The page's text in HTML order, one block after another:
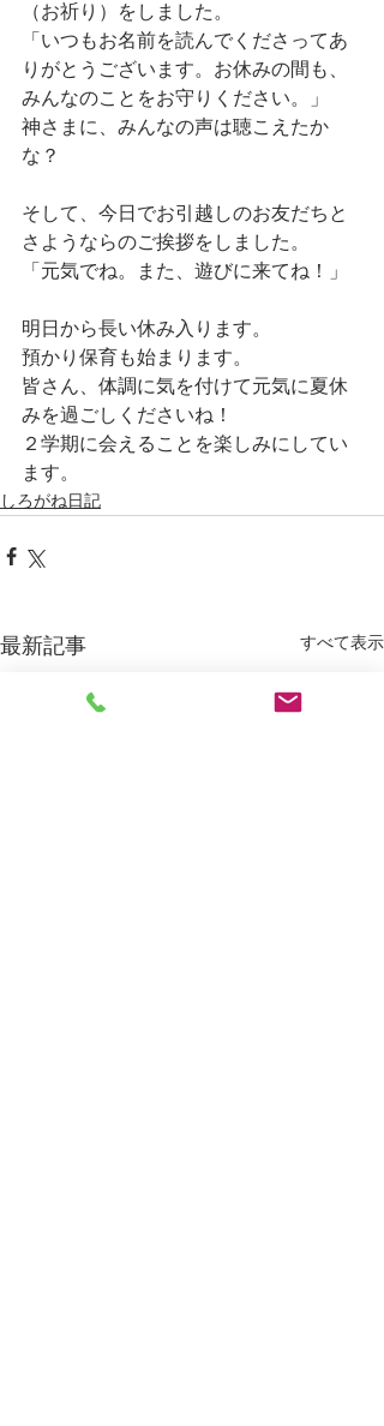
（お祈り）をしました。
「いつもお名前を読んでくださってあ
りがとうございます。お休みの間も、
みんなのことをお守りください。」
神さまに、みんなの声は聴こえたか
な？
そして、今日でお引越しのお友だちと
さようならのご挨拶をしました。
「元気でね。また、遊びに来てね！」
明日から長い休み入ります。
預かり保育も始まります。
皆さん、体調に気を付けて元気に夏休
みを過ごしくださいね！
２学期に会えることを楽しみにしてい
ます。
しろがね日記
最新記事 すべて表示